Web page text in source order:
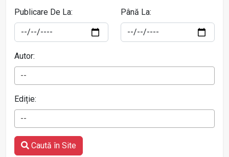
Publicare De La: Până La:
Autor:
--
Ediție:
--
Caută în Site